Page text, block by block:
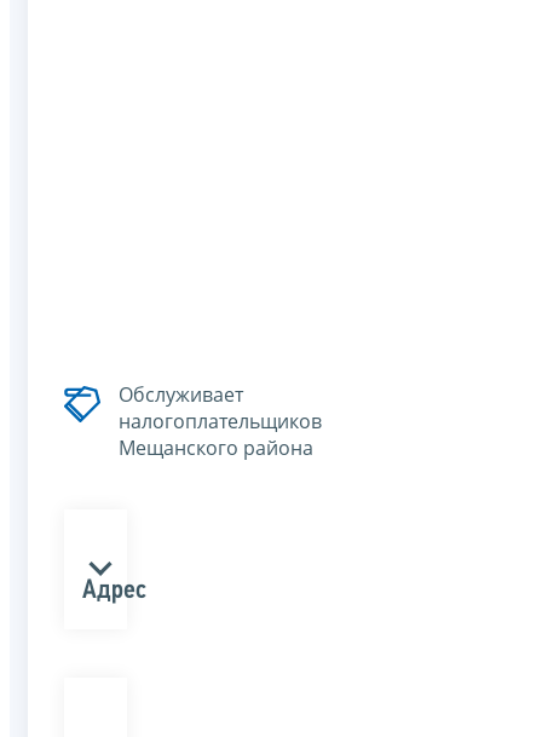
Обслуживает
налогоплательщиков
Мещанского района
Адрес